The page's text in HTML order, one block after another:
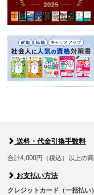
送料・代金引換手数料
合計4,000円（税込）以上の
お支払い方法
クレジットカード（一括払い）